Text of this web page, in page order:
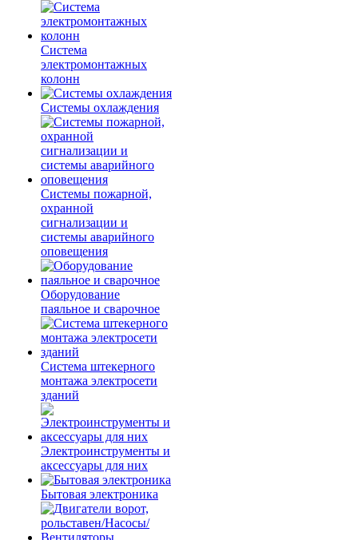
Система
электромонтажных
колонн
Системы охлаждения
Системы пожарной,
охранной
сигнализации и
системы аварийного
оповещения
Оборудование
паяльное и сварочное
Система штекерного
монтажа электросети
зданий
Электроинструменты и
аксессуары для них
Бытовая электроника